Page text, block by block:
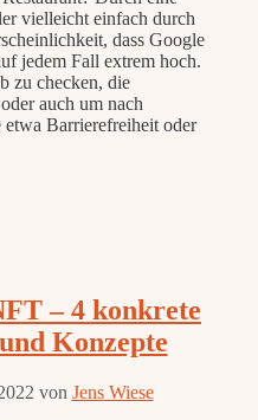
vielleicht einfach durch
dass Google
jedem Fall extrem hoch.
zu checken, die
auch um nach
Barrierefreiheit oder
– 4 konkrete
Konzepte
von Jens Wiese